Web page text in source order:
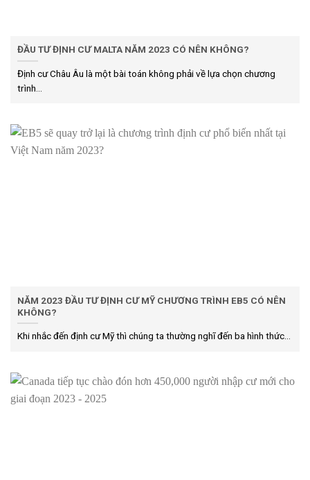
ĐẦU TƯ ĐỊNH CƯ MALTA NĂM 2023 CÓ NÊN KHÔNG?
Định cư Châu Âu là một bài toán không phải về lựa chọn chương
trình...
NĂM 2023 ĐẦU TƯ ĐỊNH CƯ MỸ CHƯƠNG TRÌNH EB5 CÓ NÊN
KHÔNG?
Khi nhắc đến định cư Mỹ thì chúng ta thường nghĩ đến ba hình thức...